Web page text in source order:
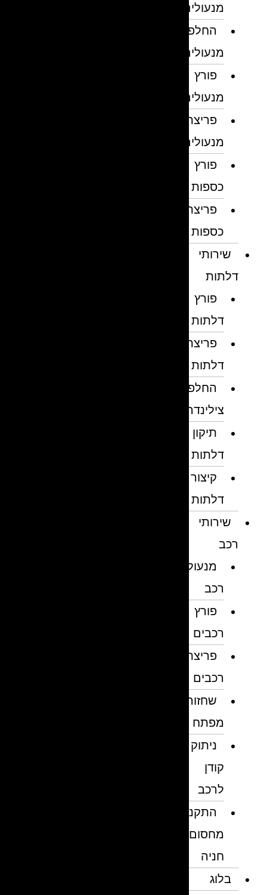
מנעולים
החלפת
מנעולים
פורץ
מנעולים
פריצת
מנעולים
פורץ
כספות
פריצת
כספות
שירותי
דלתות
פורץ
דלתות
פריצת
דלתות
החלפת
צילינדרים
תיקון
דלתות
קיצור
דלתות
שירותי
מנעולן
פורץ
רכבים
פריצת
רכבים
שחזור
מפתח
ניתוק
לרכב
התקנת
מחסום
חניה
בלוג